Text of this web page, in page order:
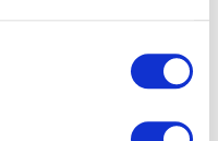
kezelés után 6
alkalommal még